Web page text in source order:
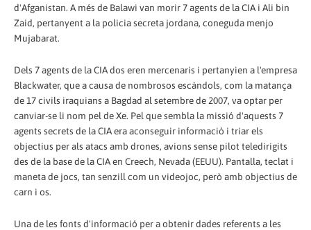
d'Afganistan. A més de Balawi van morir 7 agents de la CIA i Ali bin
Zaid, pertanyent a la policia secreta jordana, coneguda menjo
Mujabarat.
Dels 7 agents de la CIA dos eren mercenaris i pertanyien a l'empresa
Blackwater, que a causa de nombrosos escàndols, com la matança
de 17 civils iraquians a Bagdad al setembre de 2007, va optar per
canviar-se li nom pel de Xe. Pel que sembla la missió d'aquests 7
agents secrets de la CIA era aconseguir informació i triar els
objectius per als atacs amb drones, avions sense pilot teledirigits
des de la base de la CIA en Creech, Nevada (EEUU). Pantalla, teclat i
maneta de jocs, tan senzill com un videojoc, però amb objectius de
carn i os.
Una de les fonts d'informació per a obtenir dades referents a les